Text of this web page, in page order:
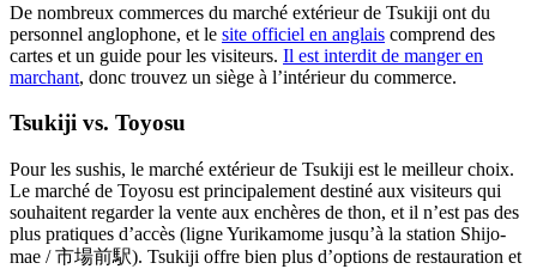
De nombreux commerces du marché extérieur de Tsukiji ont du
personnel anglophone, et le site officiel en anglais comprend des
cartes et un guide pour les visiteurs. Il est interdit de manger en
marchant, donc trouvez un siège à l’intérieur du commerce.
Tsukiji vs. Toyosu
Pour les sushis, le marché extérieur de Tsukiji est le meilleur choix.
Le marché de Toyosu est principalement destiné aux visiteurs qui
souhaitent regarder la vente aux enchères de thon, et il n’est pas des
plus pratiques d’accès (ligne Yurikamome jusqu’à la station Shijo-
mae / 市場前駅). Tsukiji offre bien plus d’options de restauration et